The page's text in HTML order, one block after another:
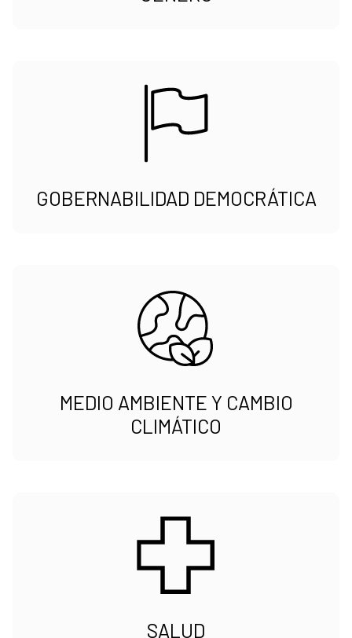
GOBERNABILIDAD DEMOCRÁTICA
MEDIO AMBIENTE Y CAMBIO
CLIMÁTICO
SALUD